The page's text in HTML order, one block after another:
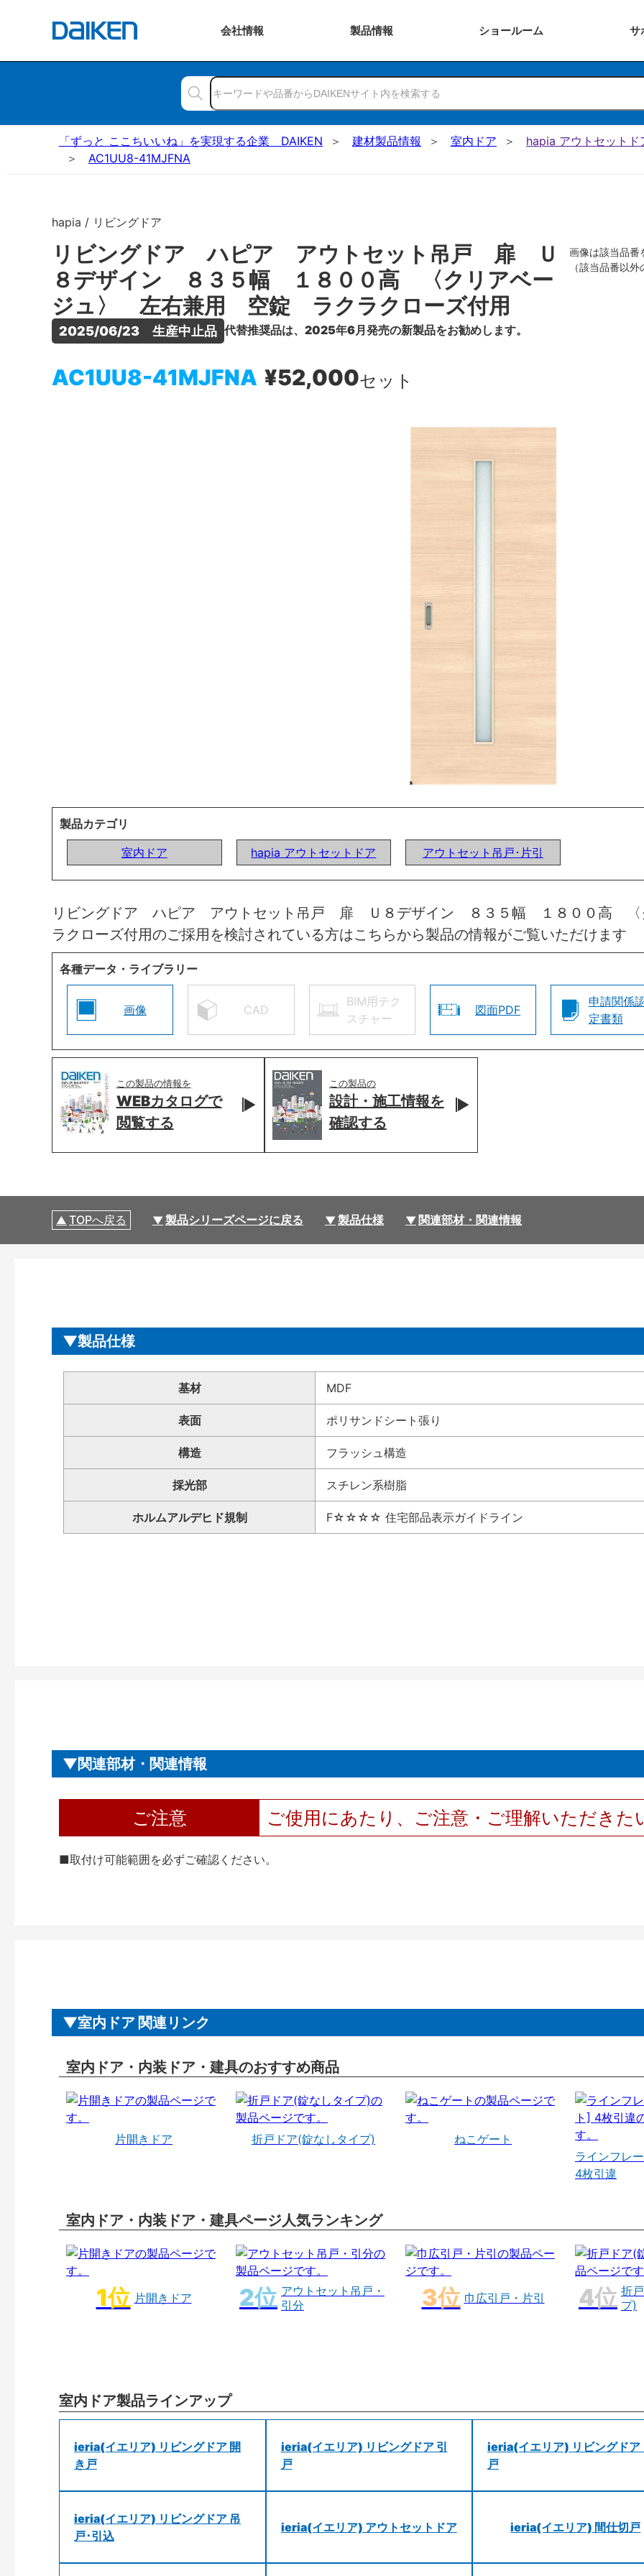
会社情報 製品情報 ショールーム サ
「ずっと ここちいいね」を実現する企業 DAIKEN 建材製品情報 室内ドア
hapia アウトセットド
AC1UU8-41MJFNA
hapia / リビングドア
リビングドア ハピア アウトセット吊戸 扉 Ｕ
８デザイン ８３５幅 １８００高 〈クリアベー
ジュ〉 左右兼用 空錠 ラクラクローズ付用
2025/06/23　生産中止品 代替推奨品は、2025年6月発売の新製品をお勧めします。
AC1UU8-41MJFNA ¥52,000セット
画像は該当品番
（該当品番以
製品カテゴリ
室内ドア
hapia アウトセットドア アウトセット吊戸･片引
リビングドア ハピア アウトセット吊戸 扉 Ｕ８デザイン ８３５幅 １８００高
ラクローズ付用のご採用を検討されている方はこちらから製品の情報がご覧いただけます
各種データ・ライブラリー
画像 CAD
BIM用テク
スチャー
図面PDF
申請関係
定書類
この製品の情報を
WEBカタログで
閲覧する
この製品の
設計・施工情報を
確認する
TOPへ戻る 製品シリーズページに戻る 製品仕様 関連部材・関連情報
製品仕様
基材 MDF
表面 ポリサンドシート張り
構造 フラッシュ構造
採光部 スチレン系樹脂
ホルムアルデヒド規制 F☆☆☆☆ 住宅部品表示ガイドライン
関連部材・関連情報
ご注意 ご使用にあたり、ご注意・ご理解いただきた
■取付け可能範囲を必ずご確認ください。
室内ドア 関連リンク
室内ドア・内装ドア・建具のおすすめ商品
片開きドア 折戸ドア(錠なしタイプ)
ねこゲート
ラインフレ
4枚引違
室内ドア・内装ドア・建具ページ人気ランキング
片開きドア
アウトセット吊戸・
引分
巾広引戸・片引
折
プ)
室内ドア製品ラインアップ
ieria(イエリア) リビングドア 開
き戸
ieria(イエリア) リビングドア 引
戸
ieria(イエリア) リビングドア
戸
ieria(イエリア) リビングドア 吊
戸･引込
ieria(イエリア) アウトセットドア ieria(イエリア) 間仕切戸